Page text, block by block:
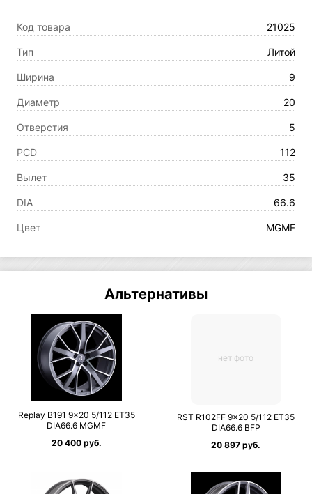
Код товара 21025
Тип Литой
Ширина 9
Диаметр 20
Отверстия 5
PCD 112
Вылет 35
DIA 66.6
Цвет MGMF
Альтернативы
Replay B191 9×20 5/112 ET35
DIA66.6 MGMF
20 400 руб.
нет фото
RST R102FF 9×20 5/112 ET35
DIA66.6 BFP
20 897 руб.